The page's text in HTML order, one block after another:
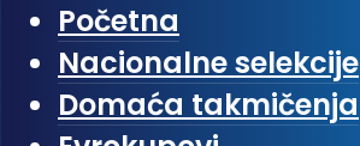
Početna
Nacionalne selekcije
Domaća takmičenja